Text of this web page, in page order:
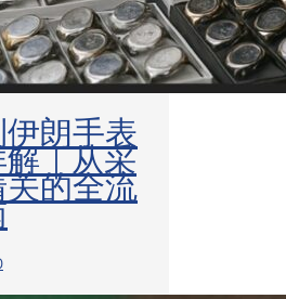
朗手表
｜从采
的全流